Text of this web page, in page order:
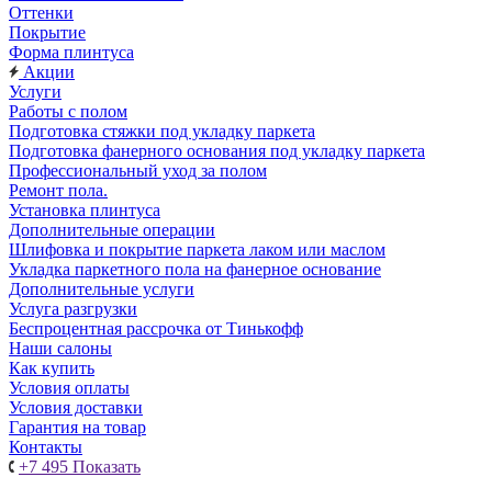
Оттенки
Покрытие
Форма плинтуса
Акции
Услуги
Работы с полом
Подготовка стяжки под укладку паркета
Подготовка фанерного основания под укладку паркета
Профессиональный уход за полом
Ремонт пола.
Установка плинтуса
Дополнительные операции
Шлифовка и покрытие паркета лаком или маслом
Укладка паркетного пола на фанерное основание
Дополнительные услуги
Услуга разгрузки
Беспроцентная рассрочка от Тинькофф
Наши салоны
Как купить
Условия оплаты
Условия доставки
Гарантия на товар
Контакты
+7 495 Показать